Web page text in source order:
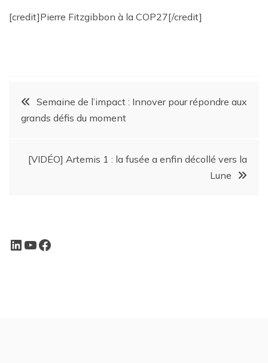
[credit]Pierre Fitzgibbon à la COP27[/credit]
Semaine de l’impact : Innover pour répondre aux
grands défis du moment
[VIDÉO] Artemis 1 : la fusée a enfin décollé vers la
Lune